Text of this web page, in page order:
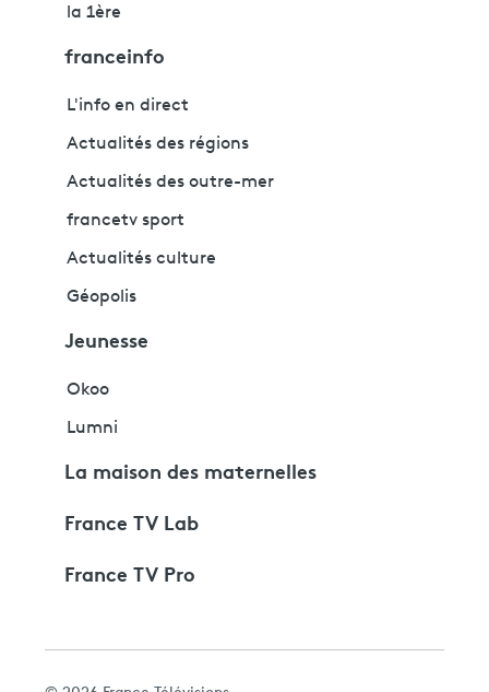
la 1ère
franceinfo
L'info en direct
Actualités des régions
Actualités des outre-mer
francetv sport
Actualités culture
Géopolis
Jeunesse
Okoo
Lumni
La maison des maternelles
France TV Lab
France TV Pro